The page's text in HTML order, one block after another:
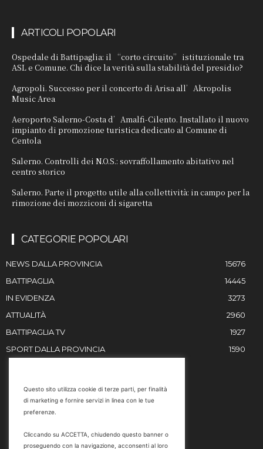
ARTICOLI POPOLARI
Ospedale di Battipaglia: il “corto circuito” istituzionale tra
ASL e Comune. Chi dice la verità sulla stabilità del presidio?
Agropoli. Successo per il concerto di Arisa all’Akropolis
Music Area
Aeroporto Salerno-Costa d’Amalfi-Cilento. Installato il nuovo
impianto di promozione turistica dedicato al Comune di
Centola
Salerno. Controlli dei N.O.S.: sovraffollamento abitativo nel
centro storico
Salerno. Parte il progetto utile alla collettività: in campo per la
rimozione dei mozziconi di sigaretta
CATEGORIE POPOLARI
NEWS DALLA PROVINCIA
15676
BATTIPAGLIA
14445
IN EVIDENZA
3273
ATTUALITÀ
2960
BATTIPAGLIA TV
1927
SPORT DALLA PROVINCIA
1590
Email
marketing@battipaglia1929.it
Questo sito utilizza cookie di terze parti, per finalità
di marketing e fornire servizi in linea con le tue
preferenze.
Cliccando su ACCETTA, chiudendo questo banner o
proseguendo con la navigazione, acconsenti al loro